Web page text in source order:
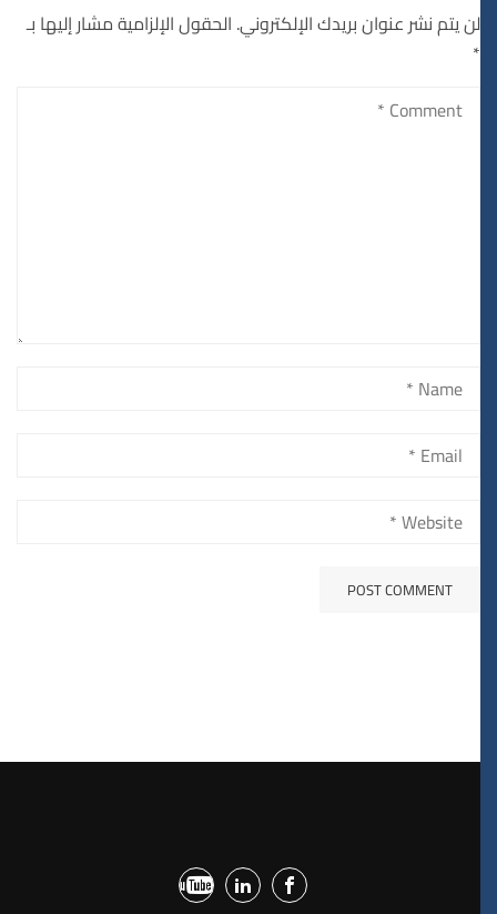
لن يتم نشر عنوان بريدك الإلكتروني. الحقول الإلزامية مشار إليها بـ